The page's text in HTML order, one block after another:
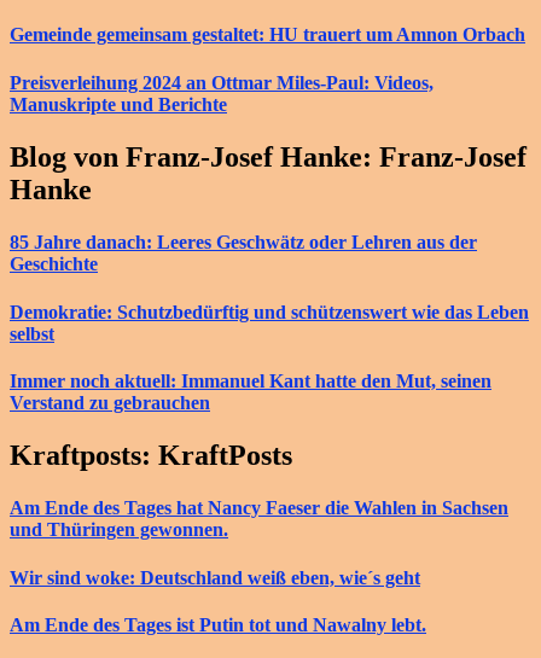
Gemeinde gemeinsam gestaltet: HU trauert um Amnon Orbach
Preisverleihung 2024 an Ottmar Miles-Paul: Videos,
Manuskripte und Berichte
Blog von Franz-Josef Hanke: Franz-Josef
Hanke
85 Jahre danach: Leeres Geschwätz oder Lehren aus der
Geschichte
Demokratie: Schutzbedürftig und schützenswert wie das Leben
selbst
Immer noch aktuell: Immanuel Kant hatte den Mut, seinen
Verstand zu gebrauchen
Kraftposts: KraftPosts
Am Ende des Tages hat Nancy Faeser die Wahlen in Sachsen
und Thüringen gewonnen.
Wir sind woke: Deutschland weiß eben, wie´s geht
Am Ende des Tages ist Putin tot und Nawalny lebt.